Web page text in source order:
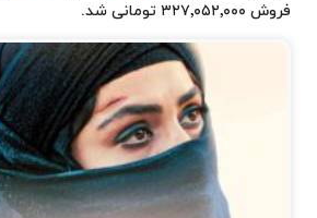
فروش ۳۲۷٬۰۵۲٬۰۰۰ تومانی شد.